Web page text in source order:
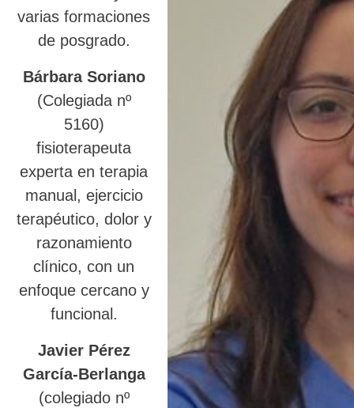
varias formaciones
de posgrado.
Bárbara Soriano
(Colegiada nº
5160)
fisioterapeuta
experta en terapia
manual, ejercicio
terapéutico, dolor y
razonamiento
clínico, con un
enfoque cercano y
funcional.
Javier Pérez
García-Berlanga
(colegiado nº